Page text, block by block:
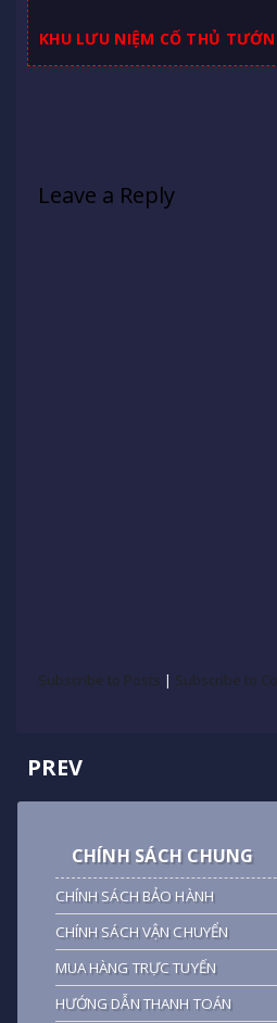
KHU LƯU NIỆM CỐ THỦ
Leave a Reply
Subscribe to Posts | Subscribe to
PREV
CHÍNH SÁCH CHUNG
CHÍNH SÁCH BẢO HÀNH
CHÍNH SÁCH VẬN CHUYỂN
MUA HÀNG TRỰC TUYẾN
HƯỚNG DẪN THANH TOÁN